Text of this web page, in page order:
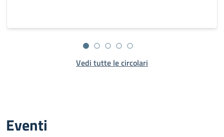
Vedi tutte le circolari
Eventi